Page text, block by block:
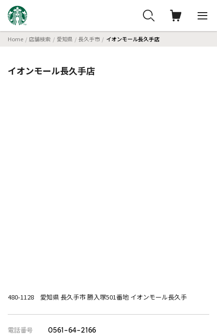
Home 店舗検索 愛知県 長久手市 イオンモール長久手店
イオンモール長久手店
480-1128 愛知県 長久手市 勝入塚501番地 イオンモール長久手
電話番号 0561-64-2166